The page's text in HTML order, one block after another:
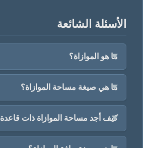
الأسئلة الشائعة
ما هو الموازاة؟
ما هي صيغة مساحة الموازاة؟
كيف أجد مساحة الموازاة ذات قاعدة 0 وارتفاع 1؟